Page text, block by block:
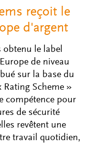
reçoit le
d'argent
obtenu le label
de niveau
sur la base du
Rating Scheme »
compétence pour
de sécurité
revêtent une
travail quotidien,